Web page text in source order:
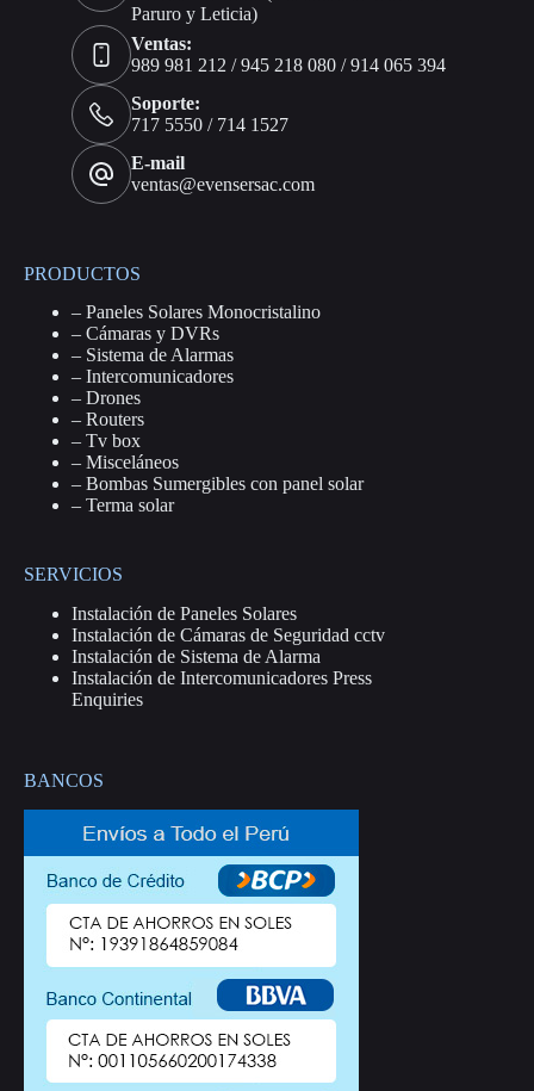
Paruro y Leticia)
Ventas:
989 981 212 / 945 218 080 / 914 065 394
Soporte:
717 5550 / 714 1527
E-mail
ventas@evensersac.com
PRODUCTOS
– Paneles Solares Monocristalino
– Cámaras y DVRs
– Sistema de Alarmas
– Intercomunicadores
– Drones
– Routers
– Tv box
– Misceláneos
– Bombas Sumergibles con panel solar
– Terma solar
SERVICIOS
Instalación de Paneles Solares
Instalación de Cámaras de Seguridad cctv
Instalación de Sistema de Alarma
Instalación de Intercomunicadores Press
Enquiries
BANCOS